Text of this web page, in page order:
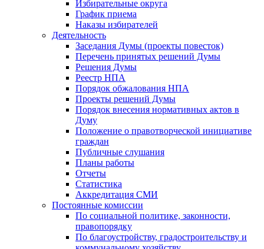
Избирательные округа
График приема
Наказы избирателей
Деятельность
Заседания Думы (проекты повесток)
Перечень принятых решений Думы
Решения Думы
Реестр НПА
Порядок обжалования НПА
Проекты решений Думы
Порядок внесения нормативных актов в
Думу
Положение о правотворческой инициативе
граждан
Публичные слушания
Планы работы
Отчеты
Статистика
Аккредитация СМИ
Постоянные комиссии
По социальной политике, законности,
правопорядку
По благоустройству, градостроительству и